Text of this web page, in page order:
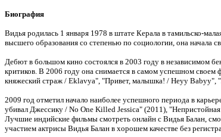
Биография
Видья родилась 1 января 1978 в штате Керала в тамильско-
высшего образования со степенью по социологии, она начала
Дебют в большом кино состоялся в 2003 году в независимом
критиков. В 2006 году она снимается в самом успешном
княжеский страж / Eklavya", "Привет, малышка! / Heyy
2009 год отметил начало наиболее успешного периода в
убивал Джессику / No One Killed Jessica" (2011),
Лучшие индийские фильмы смотреть онлайн с Видья Балан,
участием актрисы Видья Балан в хорошем качестве без